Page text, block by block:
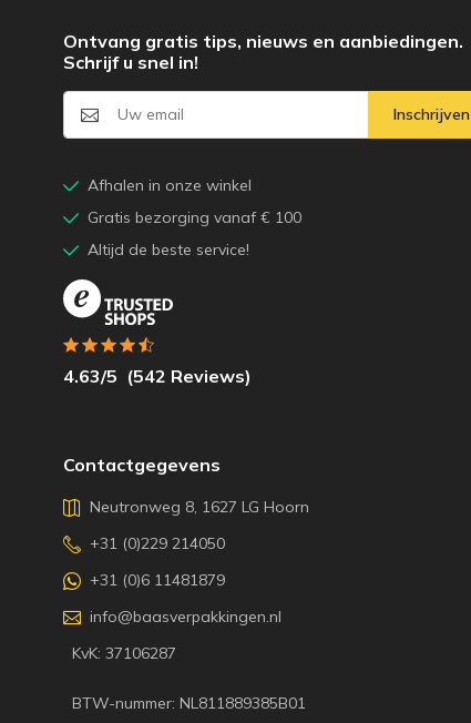
Contactgegevens
Neutronweg 8, 1627 LG Hoorn
+31 (0)229 214050
+31 (0)6 11481879
info@baasverpakkingen.nl
KvK: 37106287
BTW-nummer: NL811889385B01
Ontvang gratis tips, nieuws en aanbiedingen.
Schrijf u snel in!
Inschrijven
Afhalen in onze winkel
Gratis bezorging vanaf € 100
Altijd de beste service!
4.63/5 (542 Reviews)